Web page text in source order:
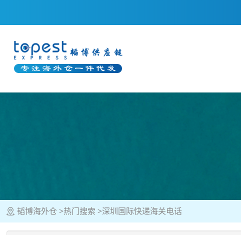
韬博海外仓 热门搜索 深圳国际快递海关电话